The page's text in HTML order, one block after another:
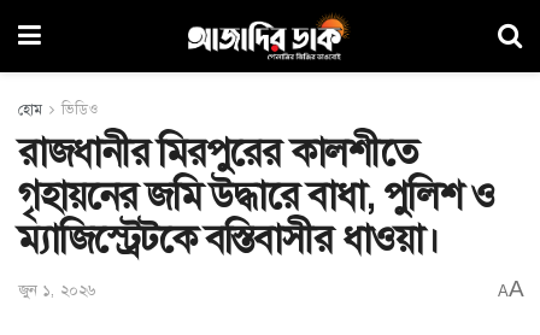
হোম ভিডিও
রাজধানীর মিরপুরের কালশীতে
গৃহায়নের জমি উদ্ধারে বাধা, পুলিশ ও
ম্যাজিস্ট্রেটকে বস্তিবাসীর ধাওয়া।
জুন ১, ২০২৬ AA